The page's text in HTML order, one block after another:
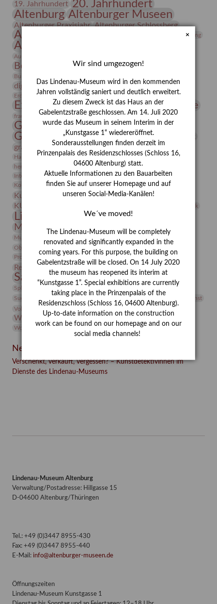
19. Jahrhundert 20. Jahrhundert
Altenburg Altenburger Museen
Altenburger Praxisjahr Altenburger Schlossberg
Antike Asta Gröting
Ausstellung
Ausstellung „Vier Winde“
Bernhard August von Lindenau
Burg Posterstein
digitallabor Entartete Kunst
Enteignung
Erdmann Julius Dietrich
Erlebnisportal estrusker Exlibris
Expressionismus Festrede Florenz Fotografie
frauen Frauen in der Antike und heute
Gerhard-Altenbourg-Preis
Gerhard Altenbourg
Gerhard Kurt Müller
grafische sammlung griechische Mythologie
Hanns-Conon von der Gabelentz Heinrich Kirchhoff Heldinnen
herman de vries Humboldt
Insekten
Integriertes Schädlingsmanagement
Italien Jahresempfang
Jubiläum
Kolosseum
Kooperationsausstellung Korkmodelle Kunst
Kunstmuseum Kunstvermittlung Kunst von Kühl
KUNSTWAND Lehmbruck
Lindenau-Museum Marstall
Museumsgeschichte Museumsnacht
Museumspädagogik Natur
Neue Remise
Objekt im Fokus
Peter Schnürpel Phelloplastik
Provenienz
Provenienzforschung
Restaurierung Ruth Wolf-Rehfeld
Sammlung Samstagszeichner
Sphinx
studio Studio Bildende Kunst
studioDIGITAL
Suermondt-Ludwig-Museum
Vermittlung
Videokunst
Volontariat
Weihnachten
Werkbetrachtung Wissenschaft
Wolf und Hund
Zirkuswoche
Neueste Beiträge
Verschenkt, verkauft, vergessen? – Kunstdetektivinnen im
Dienste des Lindenau-Museums
Lindenau-Museum Altenburg
Verwaltung/Postadresse: Hillgasse 15
D-04600 Altenburg/Thüringen
Tel.: +49 (0)3447 8955-430
Fax: +49 (0)3447 8955-440
E-Mail: info@altenburger-museen.de
Öffnungszeiten
Lindenau-Museum Kunstgasse 1
×
Wir sind umgezogen!
Das Lindenau-Museum wird in den kommenden
Jahren vollständig saniert und deutlich erweitert.
Zu diesem Zweck ist das Haus an der
Gabelentzstraße geschlossen. Am 14. Juli 2020
wurde das Museum in seinem Interim in der
„Kunstgasse 1“ wiedereröffnet.
Sonderausstellungen finden derzeit im
Prinzenpalais des Residenzschlosses (Schloss 16,
04600 Altenburg) statt.
Aktuelle Informationen zu den Bauarbeiten
finden Sie auf unserer Homepage und auf
unseren Social-Media-Kanälen!
We´ve moved!
The Lindenau-Museum will be completely
renovated and significantly expanded in the
coming years. For this purpose, the building on
Gabelentzstraße will be closed. On 14 July 2020
the museum has reopened its interim at
“Kunstgasse 1”. Special exhibitions are currently
taking place in the Prinzenpalais of the
Residenzschloss (Schloss 16, 04600 Altenburg).
Up-to-date information on the construction
work can be found on our homepage and on our
social media channels!